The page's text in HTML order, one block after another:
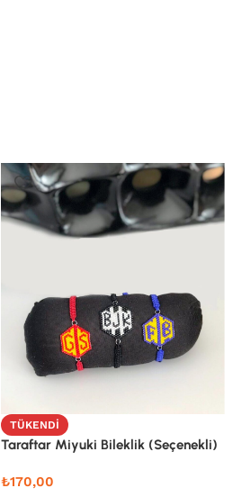
TÜKENDI
Taraftar Miyuki Bileklik (Seçenekli)
₺170,00